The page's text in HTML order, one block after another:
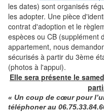
les dates) sont organisés
les adopter. Une pièce
contrat d'adoption et le
espèces ou CB (supplément
appartement, nous
sécurisés à partir du 3ème
(photos à l'appui).
Elle sera présente le
« Un coup de cœur pour
téléphonerau